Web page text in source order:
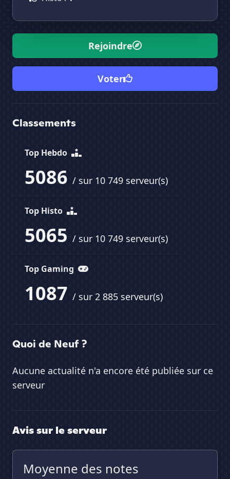
Rejoindre
Voter
Classements
Top Hebdo
5086 / sur 10 749 serveur(s)
Top Histo
5065 / sur 10 749 serveur(s)
Top Gaming
1087 / sur 2 885 serveur(s)
Quoi de Neuf ?
Aucune actualité n'a encore été publiée sur ce
serveur
Avis sur le serveur
Moyenne des notes